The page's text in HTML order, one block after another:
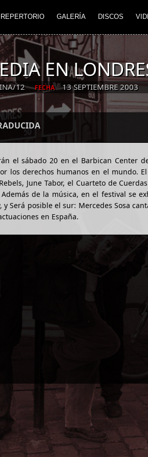
REPERTORIO GALERÍA DISCOS
EN
12 FECHA 13 SEPTIEMBRE 2003
el sábado 20 en el Barbican Center
los derechos humanos en el mundo.
June Tabor, el Cuarteto de
de la música, en el festival se
y Será posible el sur: Mercedes Sosa
en España.